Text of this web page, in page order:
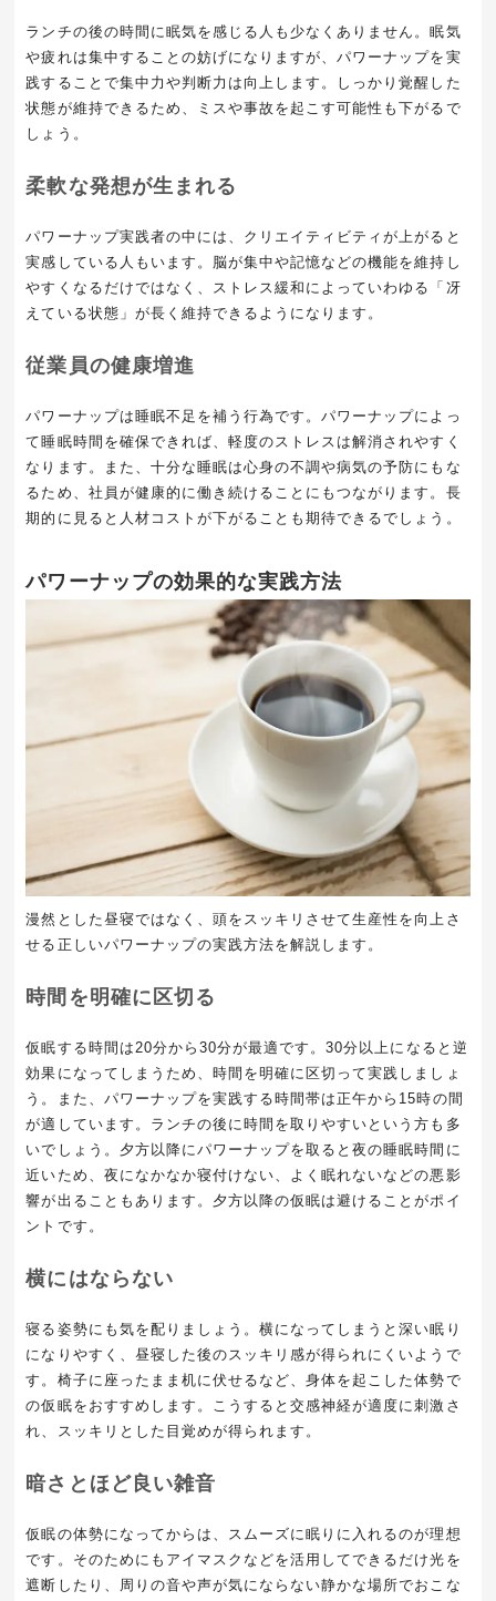
ランチの後の時間に眠気を感じる人も少なくありません。眠気
や疲れは集中することの妨げになりますが、パワーナップを実
践することで集中力や判断力は向上します。しっかり覚醒した
状態が維持できるため、ミスや事故を起こす可能性も下がるで
しょう。
柔軟な発想が生まれる
パワーナップ実践者の中には、クリエイティビティが上がると
実感している人もいます。脳が集中や記憶などの機能を維持し
やすくなるだけではなく、ストレス緩和によっていわゆる「冴
えている状態」が長く維持できるようになります。
従業員の健康増進
パワーナップは睡眠不足を補う行為です。パワーナップによっ
て睡眠時間を確保できれば、軽度のストレスは解消されやすく
なります。また、十分な睡眠は心身の不調や病気の予防にもな
るため、社員が健康的に働き続けることにもつながります。長
期的に見ると人材コストが下がることも期待できるでしょう。
パワーナップの効果的な実践方法
漫然とした昼寝ではなく、頭をスッキリさせて生産性を向上さ
せる正しいパワーナップの実践方法を解説します。
時間を明確に区切る
仮眠する時間は20分から30分が最適です。30分以上になると逆
効果になってしまうため、時間を明確に区切って実践しましょ
う。また、パワーナップを実践する時間帯は正午から15時の間
が適しています。ランチの後に時間を取りやすいという方も多
いでしょう。夕方以降にパワーナップを取ると夜の睡眠時間に
近いため、夜になかなか寝付けない、よく眠れないなどの悪影
響が出ることもあります。夕方以降の仮眠は避けることがポイ
ントです。
横にはならない
寝る姿勢にも気を配りましょう。横になってしまうと深い眠り
になりやすく、昼寝した後のスッキリ感が得られにくいようで
す。椅子に座ったまま机に伏せるなど、身体を起こした体勢で
の仮眠をおすすめします。こうすると交感神経が適度に刺激さ
れ、スッキリとした目覚めが得られます。
暗さとほど良い雑音
仮眠の体勢になってからは、スムーズに眠りに入れるのが理想
です。そのためにもアイマスクなどを活用してできるだけ光を
遮断したり、周りの音や声が気にならない静かな場所でおこな